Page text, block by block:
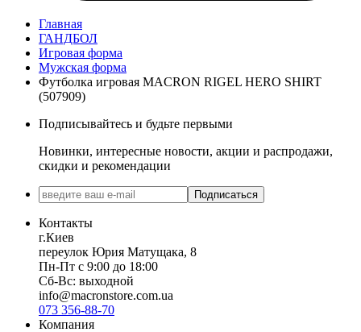
Главная
ГАНДБОЛ
Игровая форма
Мужская форма
Футболка игровая MACRON RIGEL HERO SHIRT
(507909)
Подписывайтесь и будьте первыми
Новинки, интересные новости, акции и распродажи,
скидки и рекомендации
Подписаться
Контакты
г.Киев
переулок Юрия Матущака, 8
Пн-Пт с 9:00 до 18:00
Сб-Вс: выходной
info@macronstore.com.ua
073 356-88-70
Компания